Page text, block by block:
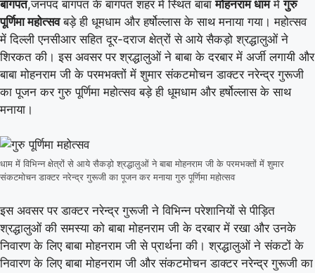
बागपत,जनपद बागपत के बागपत शहर में स्थित बाबामोहनराम धाममेंगुरु
पूर्णिमा महोत्सवबड़े ही धूमधाम और हर्षोल्लास के साथ मनाया गया। महोत्सव
में दिल्ली एनसीआर सहित दूर-दराज क्षेत्रों से आये सैकड़ो श्रद्धालुओं ने
शिरकत की। इस अवसर पर श्रद्धालुओं ने बाबा के दरबार में अर्जी लगायी और
बाबा मोहनराम जी के परमभक्तों में शुमार संकटमोचन डाक्टर नरेन्द्र गुरूजी
का पूजन कर गुरु पूर्णिमा महोत्सव बड़े ही धूमधाम और हर्षोल्लास के साथ
मनाया।
धाम में विभिन्न क्षेत्रों से आये सैकड़ो श्रद्धालुओं ने बाबा मोहनराम जी के परमभक्तों में शुमार
संकटमोचन डाक्टर नरेन्द्र गुरूजी का पूजन कर मनाया गुरु पूर्णिमा महोत्सव
इस अवसर पर डाक्टर नरेन्द्र गुरूजी ने विभिन्न परेशानियों से पीड़ित
श्रद्धालुओं की समस्या को बाबा मोहनराम जी के दरबार में रखा और उनके
निवारण के लिए बाबा मोहनराम जी से प्रार्थना की। श्रद्धालुओं ने संकटों के
निवारण के लिए बाबा मोहनराम जी और संकटमोचन डाक्टर नरेन्द्र गुरूजी का